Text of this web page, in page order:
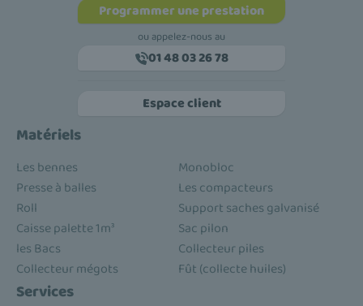
Programmer une prestation
ou appelez-nous au
01 48 03 26 78
Espace client
Matériels
Les bennes
Monobloc
Presse à balles
Les compacteurs
Roll
Support saches galvanisé
Caisse palette 1m³
Sac pilon
les Bacs
Collecteur piles
Collecteur mégots
Fût (collecte huiles)
Services